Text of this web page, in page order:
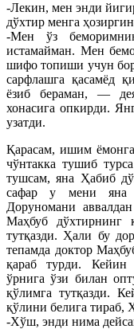
-Лекин, мен энди
дўхтир менга
-Мен ўз
истамайман. Мен
шифо топиши учун
сарфлашга қасамёд
ёзиб бераман, —
хонасига опкирди.
узатди.
Қарасам, ишим
чўнтакка тушиб
тушсам, яна Ҳабиб
сафар у мени яна
Доруномани
Маҳбуб дўхтирнинг
тутқазди. Ҳали бу
тепамда доктор
қараб турди. Кейин
ўрнига ўзи билан
қўлимга тутқазди.
қўлини белига тираб,
-Хўш, энди нима